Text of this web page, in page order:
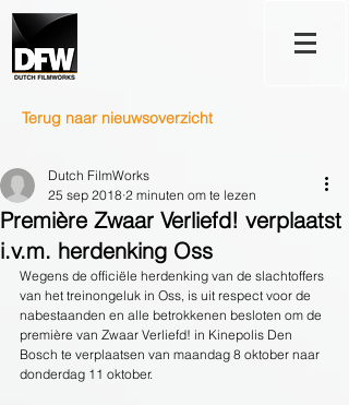
Terug naar nieuwsoverzicht
Première Zwaar Verliefd! verplaatst
i.v.m. herdenking Oss
Dutch FilmWorks
25 sep 2018 2 minuten om te lezen
Wegens de officiële herdenking van de slachtoffers
van het treinongeluk in Oss, is uit respect voor de
nabestaanden en alle betrokkenen besloten om de
première van Zwaar Verliefd! in Kinepolis Den
Bosch te verplaatsen van maandag 8 oktober naar
donderdag 11 oktober.